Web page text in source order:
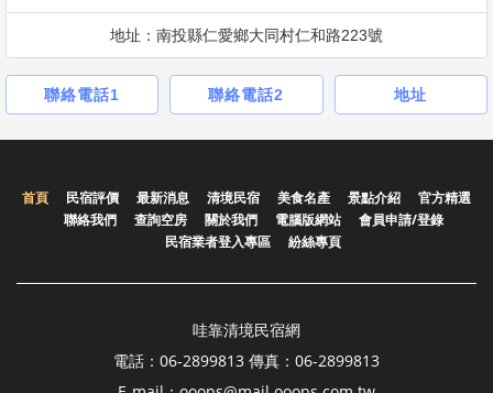
地址：南投縣仁愛鄉大同村仁和路223號
聯絡電話1 聯絡電話2 地址
首頁 民宿評價 最新消息 清境民宿 美食名產 景點介紹
官方精選
聯絡我們
查詢空房 關於我們 電腦版網站
會員申請/登錄
民宿業者登入專區
紛絲專頁
哇靠清境民宿網
電話：06-2899813 傳真：06-2899813